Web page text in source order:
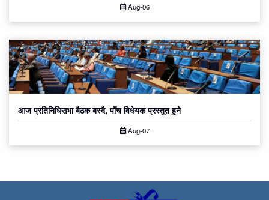
Aug-06
आज प्रतिनिधिसभा बैठक बस्दै, पाँच विधेयक प्रस्तुत हुने
Aug-07